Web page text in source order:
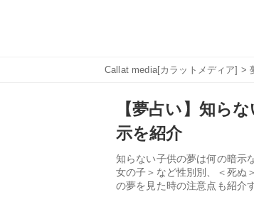
Callat media[カラットメディア] >
【夢占い】知ら
示を紹介
知らない子供の夢は何の暗示
女の子＞など性別別、＜死ぬ
の夢を見た時の注意点も紹介